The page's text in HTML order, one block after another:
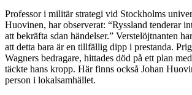
Professor i militär strategi vid Stockholms
Huovinen, har observerat: “Ryssland tenderar
att bekräfta sdan händelser.” Verstelöjtnanten
att detta bara är en tillfällig dipp i prestanda.
Wagners bedragare, hittades död på ett plan
täckte hans kropp. Här finns också Johan
person i lokalsamhället.